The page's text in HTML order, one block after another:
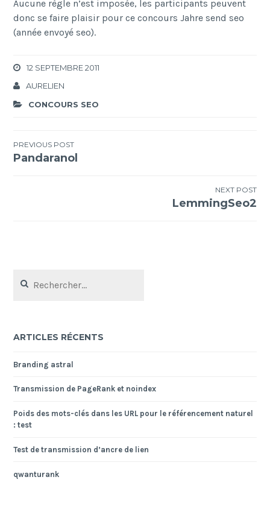
Aucune règle n’est imposée, les participants peuvent
donc se faire plaisir pour ce concours Jahre send seo
(année envoyé seo).
12 SEPTEMBRE 2011
AURELIEN
CONCOURS SEO
Navigation
PREVIOUS POST
Pandaranol
NEXT POST
LemmingSeo2
ARTICLES RÉCENTS
Branding astral
Transmission de PageRank et noindex
Poids des mots-clés dans les URL pour le référencement naturel
: test
Test de transmission d’ancre de lien
qwanturank